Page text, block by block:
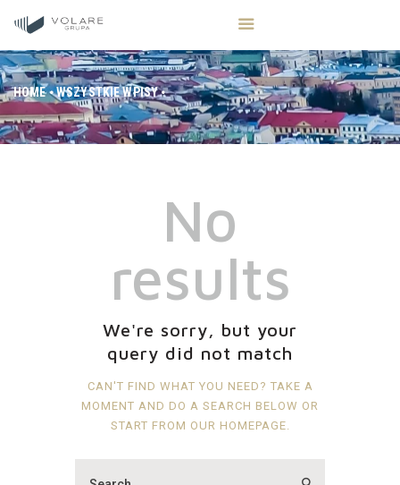
HOME WSZYSTKIE WPISY
STRONA GŁÓWNA
No
results
We're sorry, but your
query did not match
CAN'T FIND WHAT YOU NEED? TAKE A
MOMENT AND DO A SEARCH BELOW OR
START FROM OUR HOMEPAGE.